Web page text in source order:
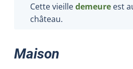
Cette vieilledemeure est
château.
Maison